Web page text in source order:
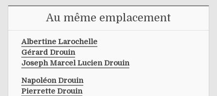
Au même emplacement
Albertine Larochelle
Gérard Drouin
Joseph Marcel Lucien Drouin
Napoléon Drouin
Pierrette Drouin